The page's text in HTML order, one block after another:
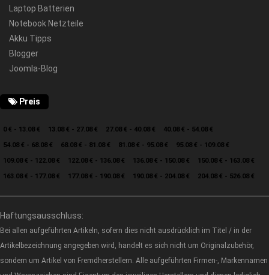
Laptop Batterien
Notebook Netzteile
Akku Tipps
Blogger
Joomla-Blog
Preis
0 € - 13.08 € 13.08 € - 27.08 € 27.08 € - 40.08 €
40.08 € - 54.08 €
54.08 € - 68.08 €
68.08 € - 81.08 € 81.08 € - 95.08 €
95.08 € - 109.08 €
109.08 € - 122.08 €
122.08 € - 136.08 € 136.08 € - 150.08 €
150.08 € - 163.08 €
163.08 € - 177.08 €
177.08 € - 190.08 € 190.08 € - 204.08 € 204.08 € - 526.08 €
Haftungsausschluss:
Bei allen aufgeführten Artikeln, sofern dies nicht ausdrücklich im Titel / in der
Artikelbezeichnung angegeben wird, handelt es sich nicht um Originalzubehör,
sondern um Artikel von Fremdherstellern. Alle aufgeführten Firmen-, Markennamen